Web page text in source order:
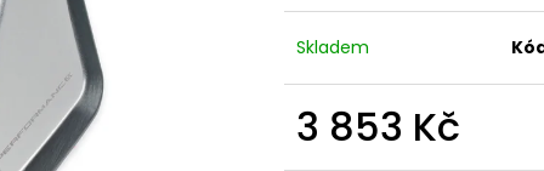
Skladem
3 853 Kč
DC SPEED BÍLO-ČERNÉ
TRIČKO DC